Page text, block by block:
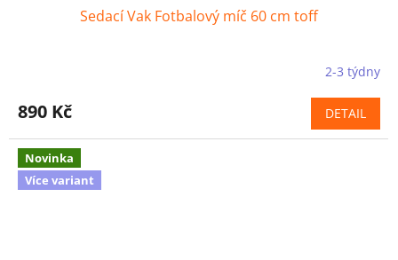
Sedací Vak Fotbalový míč 60 cm toff
2-3 týdny
890 Kč DETAIL
Novinka
Více variant